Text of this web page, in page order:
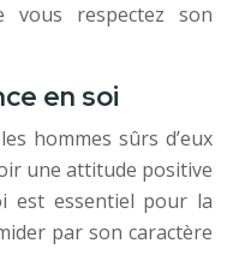
vous respectez son
en soi
hommes sûrs d’eux
une attitude positive
est essentiel pour la
par son caractère